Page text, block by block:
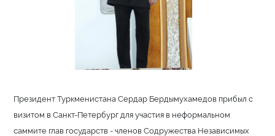
Президент Туркменистана Сердар Бердымухамедов прибыл с
визитом в Санкт-Петербург для участия в неформальном
саммите глав государств - членов Содружества Независимых